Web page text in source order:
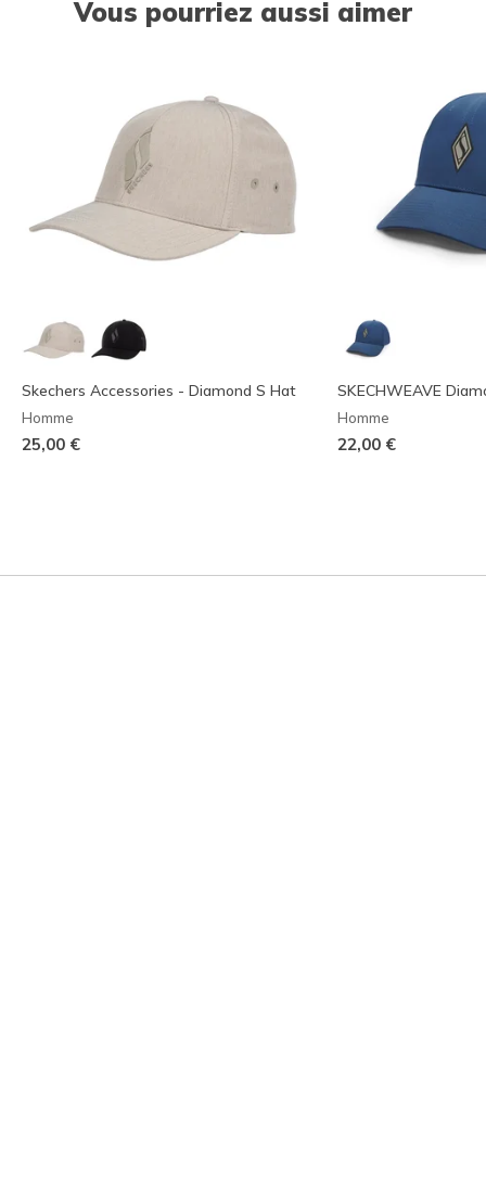
Vous pourriez aussi aimer
Skechers Accessories - Diamond S Hat
Homme
25,00 €
SKECHWEAVE
Homme
22,00 €